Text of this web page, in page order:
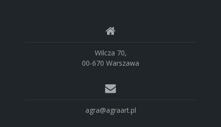
Wilcza 70,
00-670 Warszawa
agra@agraart.pl